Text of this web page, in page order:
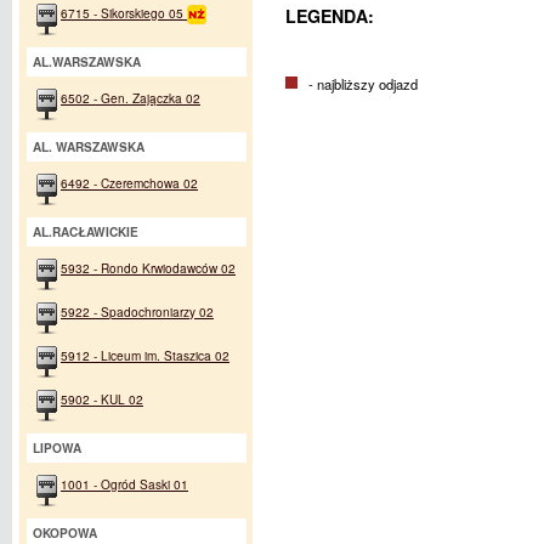
LEGENDA:
- najbliższy odjazd
6715 - Sikorskiego 05
AL.WARSZAWSKA
6502 - Gen. Zajączka 02
AL. WARSZAWSKA
6492 - Czeremchowa 02
AL.RACŁAWICKIE
5932 - Rondo Krwiodawców 02
5922 - Spadochroniarzy 02
5912 - Liceum im. Staszica 02
5902 - KUL 02
LIPOWA
1001 - Ogród Saski 01
OKOPOWA